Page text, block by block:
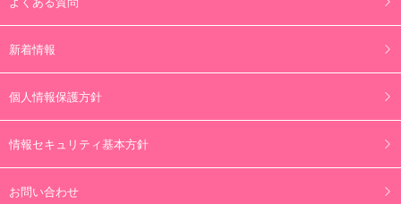
新着情報
個人情報保護方針
情報セキュリティ基本方針
お問い合わせ